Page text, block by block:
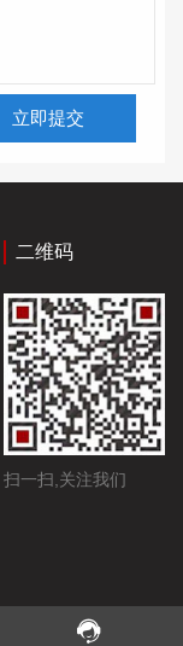
立即提交
二维码
扫一扫,关注我们